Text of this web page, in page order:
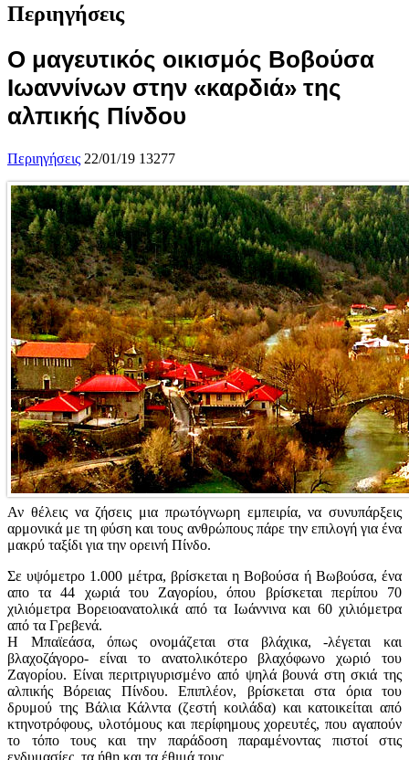
Περιηγήσεις
Ο μαγευτικός οικισμός Βοβούσα
Ιωαννίνων στην «καρδιά» της
αλπικής Πίνδου
Περιηγήσεις 22/01/19 13277
Αν θέλεις να ζήσεις μια πρωτόγνωρη εμπειρία, να συνυπάρξεις
αρμονικά με τη φύση και τους ανθρώπους πάρε την επιλογή για ένα
μακρύ ταξίδι για την ορεινή Πίνδο.
Σε υψόμετρο 1.000 μέτρα, βρίσκεται η Βοβούσα ή Βωβούσα, ένα
απο τα 44 χωριά του Ζαγορίου, όπου βρίσκεται περίπου 70
χιλιόμετρα Βορειοανατολικά από τα Ιωάννινα και 60 χιλιόμετρα
από τα Γρεβενά.
Η Μπαϊεάσα, όπως ονομάζεται στα βλάχικα, -λέγεται και
βλαχοζάγορο- είναι το ανατολικότερο βλαχόφωνο χωριό του
Ζαγορίου. Είναι περιτριγυρισμένο από ψηλά βουνά στη σκιά της
αλπικής Βόρειας Πίνδου. Επιπλέον, βρίσκεται στα όρια του
δρυμού της Βάλια Κάλντα (ζεστή κοιλάδα) και κατοικείται από
κτηνοτρόφους, υλοτόμους και περίφημους χορευτές, που αγαπούν
το τόπο τους και την παράδοση παραμένοντας πιστοί στις
ενδυμασίες, τα ήθη και τα έθιμά τους.